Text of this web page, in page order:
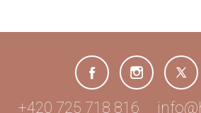
+420 725 718 816